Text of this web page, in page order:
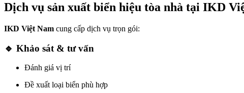
Dịch vụ sản xuất biển hiệu tòa nhà tại IKD
IKD Việt Nam cung cấp dịch vụ trọn gói:
🔹 Khảo sát & tư vấn
Đánh giá vị trí
Đề xuất loại biển phù hợp